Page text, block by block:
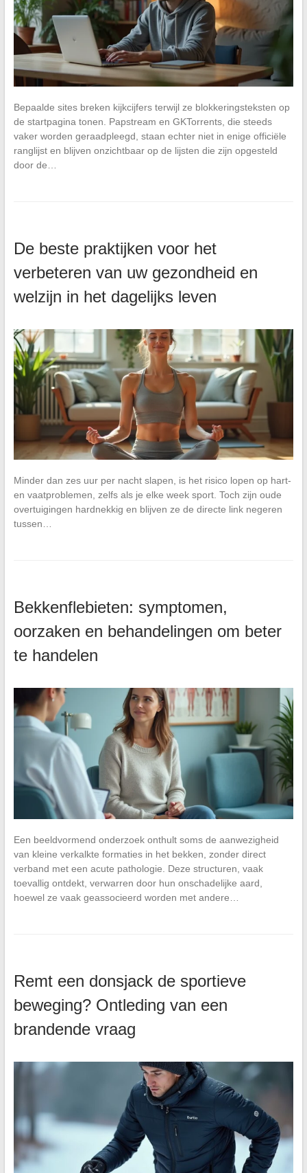
Bepaalde sites breken kijkcijfers terwijl ze blokkeringsteksten op
de startpagina tonen. Papstream en GKTorrents, die steeds
vaker worden geraadpleegd, staan echter niet in enige officiële
ranglijst en blijven onzichtbaar op de lijsten die zijn opgesteld
door de…
De beste praktijken voor het
verbeteren van uw gezondheid en
welzijn in het dagelijks leven
Minder dan zes uur per nacht slapen, is het risico lopen op hart-
en vaatproblemen, zelfs als je elke week sport. Toch zijn oude
overtuigingen hardnekkig en blijven ze de directe link negeren
tussen…
Bekkenflebieten: symptomen,
oorzaken en behandelingen om beter
te handelen
Een beeldvormend onderzoek onthult soms de aanwezigheid
van kleine verkalkte formaties in het bekken, zonder direct
verband met een acute pathologie. Deze structuren, vaak
toevallig ontdekt, verwarren door hun onschadelijke aard,
hoewel ze vaak geassocieerd worden met andere…
Remt een donsjack de sportieve
beweging? Ontleding van een
brandende vraag